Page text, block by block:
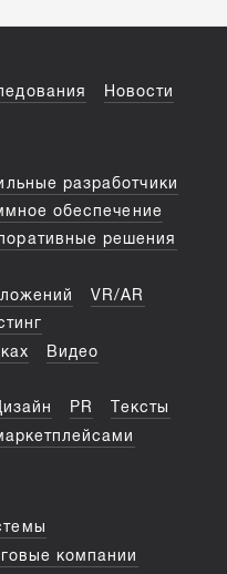
Новости
разработчики
обеспечение
решения
VR/AR
Видео
PR
Тексты
компании